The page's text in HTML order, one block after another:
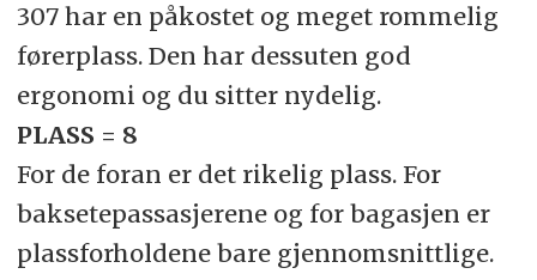
307 har en påkostet og meget rommelig
førerplass. Den har dessuten god
ergonomi og du sitter nydelig.
PLASS = 8
For de foran er det rikelig plass. For
baksetepassasjerene og for bagasjen er
plassforholdene bare gjennomsnittlige.